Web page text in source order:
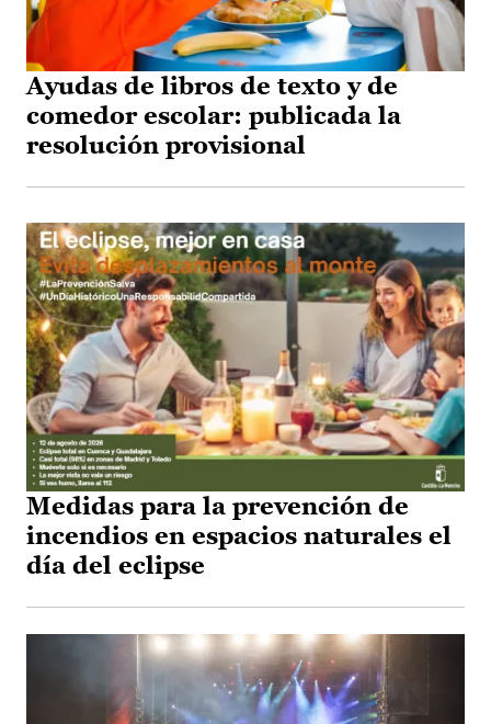
Ayudas de libros de texto y de
comedor escolar: publicada la
resolución provisional
Medidas para la prevención de
incendios en espacios naturales el
día del eclipse